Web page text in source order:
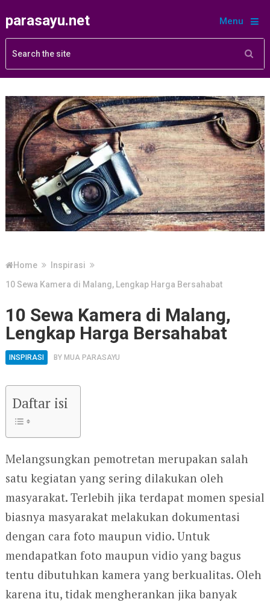
parasayu.net Menu
Home
Inspirasi
10 Sewa Kamera di Malang, Lengkap Harga Bersahabat
10 Sewa Kamera di Malang,
Lengkap Harga Bersahabat
INSPIRASI BY MUA PARASAYU
Daftar isi
Melangsungkan pemotretan merupakan salah
satu kegiatan yang sering dilakukan oleh
masyarakat. Terlebih jika terdapat momen spesial
biasnya masyarakat melakukan dokumentasi
dengan cara foto maupun vidio. Untuk
mendapatkan foto maupun vidio yang bagus
tentu dibutuhkan kamera yang berkualitas. Oleh
karena itu, tidak mengherankan jika banyak